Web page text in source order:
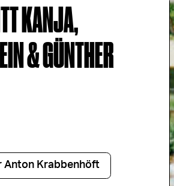
KANJA,
& GÜNTHER
Anton Krabbenhöft